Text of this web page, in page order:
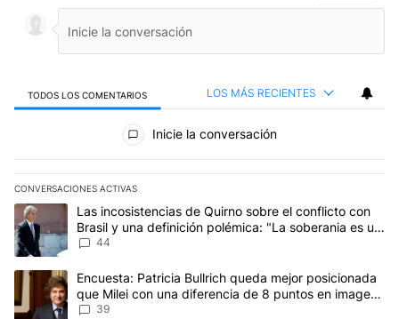
TODOS LOS COMENTARIOS LOS MÁS RECIENTES
Todos los comentarios
Inicie la conversación
CONVERSACIONES ACTIVAS
Este listado muestra los artículos con más comentarios en los
Un artículo de tendencia con el título "Las incosistencias de
Las incosistencias de Quirno sobre el conflicto con
Brasil y una definición polémica: "La soberania es un
concepto antiguo"
44
Un artículo de tendencia con el título "Encuesta: Patricia
Encuesta: Patricia Bullrich queda mejor posicionada
que Milei con una diferencia de 8 puntos en imagen
negativa
39